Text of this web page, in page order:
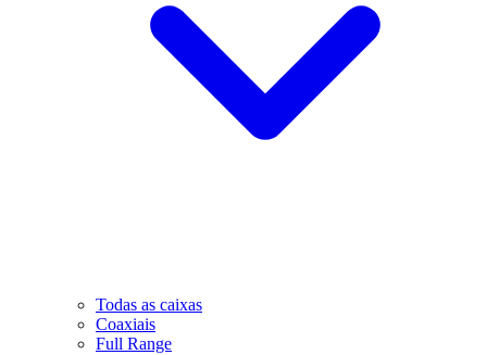
Todas as caixas
Coaxiais
Full Range